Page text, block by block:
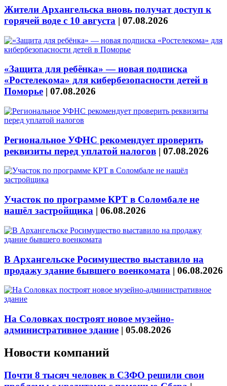
Жители Архангельска вновь получат доступ к
горячей воде с 10 августа | 07.08.2026
«Защита для ребёнка» — новая подписка
«Ростелекома» для кибербезопасности детей в
Поморье | 07.08.2026
Региональное УФНС рекомендует проверить
реквизиты перед уплатой налогов | 07.08.2026
Участок по программе КРТ в Соломбале не
нашёл застройщика | 06.08.2026
В Архангельске Росимущество выставило на
продажу здание бывшего военкомата | 06.08.2026
На Соловках построят новое музейно-
административное здание | 05.08.2026
Новости компаний
Почти 8 тысяч человек в СЗФО решили свои